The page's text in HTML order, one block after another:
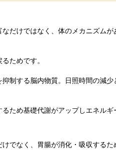
だけではなく、体のメカニズムが
ためです。
制する脳内物質。日照時間の減
ため基礎代謝がアップしエネルギ
でなく、胃腸が消化・吸収する